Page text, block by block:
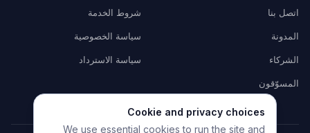
Cookie and privacy choices
We use essential cookies to run the site and
اتصل بنا
المدونة
الشركاء
المسوّقون
شروط الخدمة
سياسة الخصوصية
سياسة الاسترداد